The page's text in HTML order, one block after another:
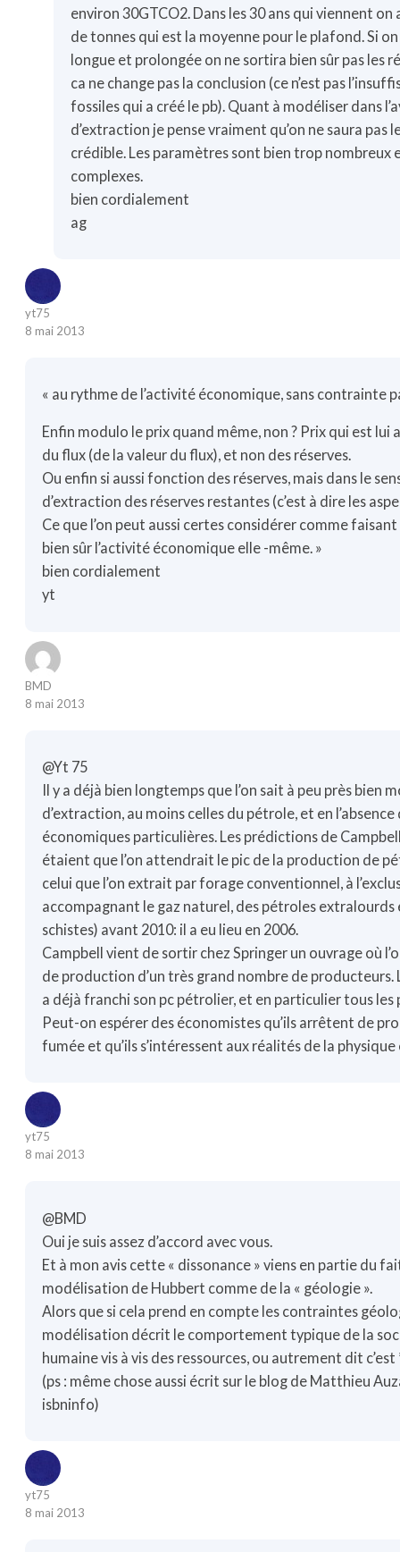
environ 30GTCO2. Dans les 30 ans qui viennent
de tonnes qui est la moyenne pour le plafond. Si
longue et prolongée on ne sortira bien sûr pas les
ca ne change pas la conclusion (ce n’est pas
fossiles qui a créé le pb). Quant à modéliser dans
d’extraction je pense vraiment qu’on ne saura pas
crédible. Les paramètres sont bien trop
complexes.
bien cordialement
ag
yt75
8 mai 2013
« au rythme de l’activité économique, sans contrainte
Enfin modulo le prix quand même, non ? Prix qui est
du flux (de la valeur du flux), et non des réserves.
Ou enfin si aussi fonction des réserves, mais dans le
d’extraction des réserves restantes (c’est à dire les
Ce que l’on peut aussi certes considérer comme faisant
bien sûr l’activité économique elle -même. »
bien cordialement
yt
BMD
8 mai 2013
@Yt 75
Il y a déjà bien longtemps que l’on sait à peu près bien
d’extraction, au moins celles du pétrole, et en
économiques particulières. Les prédictions de
étaient que l’on attendrait le pic de la production de
celui que l’on extrait par forage conventionnel, à
accompagnant le gaz naturel, des pétroles extralourds
schistes) avant 2010: il a eu lieu en 2006.
Campbell vient de sortir chez Springer un ouvrage où
de production d’un très grand nombre de
a déjà franchi son pc pétrolier, et en particulier tous les
Peut-on espérer des économistes qu’ils arrêtent de
fumée et qu’ils s’intéressent aux réalités de la
yt75
8 mai 2013
@BMD
Oui je suis assez d’accord avec vous.
Et à mon avis cette « dissonance » viens en partie du
modélisation de Hubbert comme de la « géologie ».
Alors que si cela prend en compte les contraintes
modélisation décrit le comportement typique de la
humaine vis à vis des ressources, ou autrement dit c’est
(ps : même chose aussi écrit sur le blog de Matthieu
isbninfo)
yt75
8 mai 2013